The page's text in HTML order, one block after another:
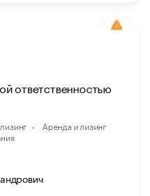
ответственностью
Аренда и лизинг